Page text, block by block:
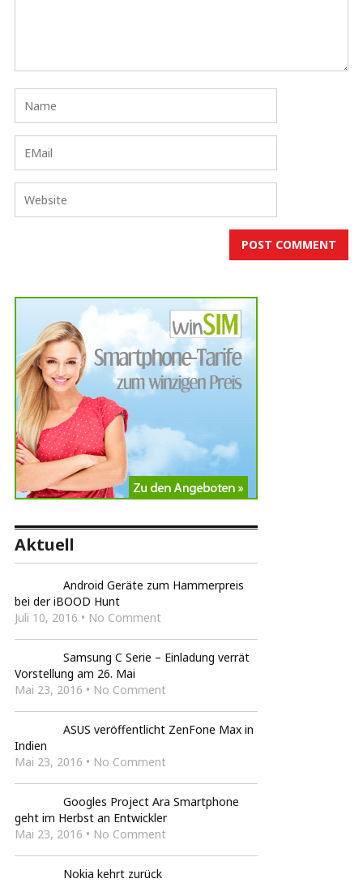
Aktuell
Android Geräte zum Hammerpreis
bei der iBOOD Hunt
Juli 10, 2016 • No Comment
Samsung C Serie – Einladung verrät
Vorstellung am 26. Mai
Mai 23, 2016 • No Comment
ASUS veröffentlicht ZenFone Max in
Indien
Mai 23, 2016 • No Comment
Googles Project Ara Smartphone
geht im Herbst an Entwickler
Mai 23, 2016 • No Comment
Nokia kehrt zurück